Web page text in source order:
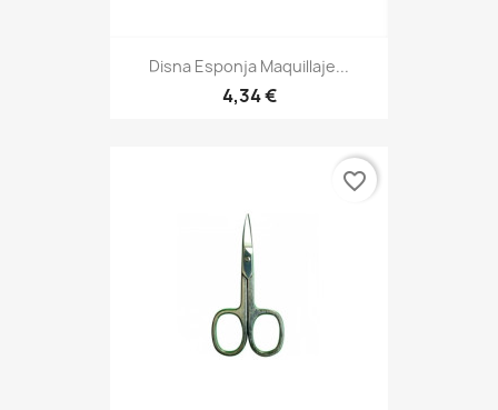
Disna Esponja Maquillaje...
4,34 €
favorite_border